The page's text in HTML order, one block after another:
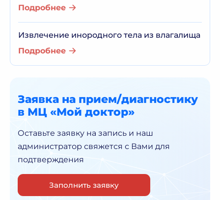
Подробнее
Извлечение инородного тела из влагалища
Подробнее
Заявка на прием/диагностику
в МЦ «Мой доктор»
Оставьте заявку на запись и наш
администратор свяжется с Вами для
подтверждения
Заполнить заявку